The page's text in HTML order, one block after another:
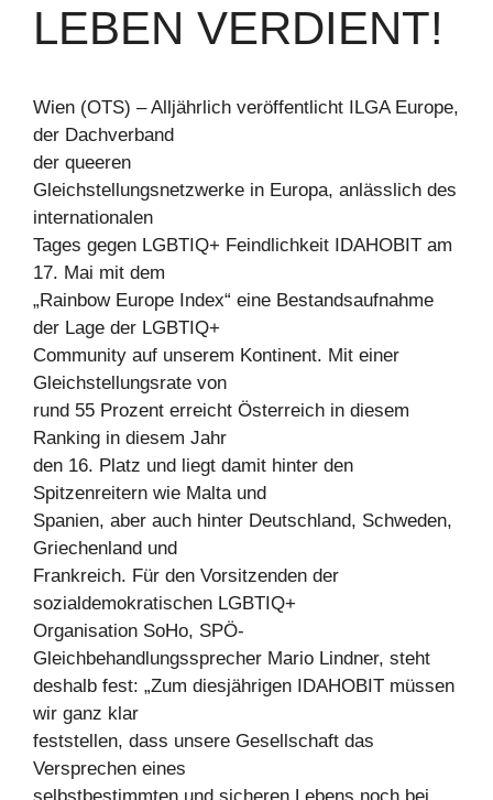
LEBEN VERDIENT!
Wien (OTS) – Alljährlich veröffentlicht ILGA Europe,
der Dachverband
der queeren
Gleichstellungsnetzwerke in Europa, anlässlich des
internationalen
Tages gegen LGBTIQ+ Feindlichkeit IDAHOBIT am
17. Mai mit dem
„Rainbow Europe Index“ eine Bestandsaufnahme
der Lage der LGBTIQ+
Community auf unserem Kontinent. Mit einer
Gleichstellungsrate von
rund 55 Prozent erreicht Österreich in diesem
Ranking in diesem Jahr
den 16. Platz und liegt damit hinter den
Spitzenreitern wie Malta und
Spanien, aber auch hinter Deutschland, Schweden,
Griechenland und
Frankreich. Für den Vorsitzenden der
sozialdemokratischen LGBTIQ+
Organisation SoHo, SPÖ-
Gleichbehandlungssprecher Mario Lindner, steht
deshalb fest: „Zum diesjährigen IDAHOBIT müssen
wir ganz klar
feststellen, dass unsere Gesellschaft das
Versprechen eines